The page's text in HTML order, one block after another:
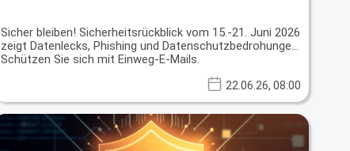
Sicher bleiben! Sicherheitsrückblick vom 15.-21. Juni 2026
zeigt Datenlecks, Phishing und Datenschutzbedrohungen.
Schützen Sie sich mit Einweg-E-Mails.
22.06.26, 08:00